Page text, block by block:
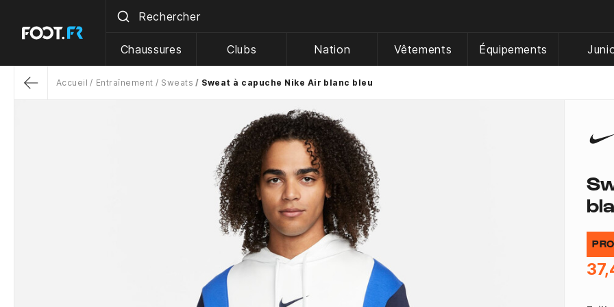
Chaussures Clubs Nation Vêtements Équipements
Accueil Entraînement Sweats Sweat à capuche Nike Air blanc bleu